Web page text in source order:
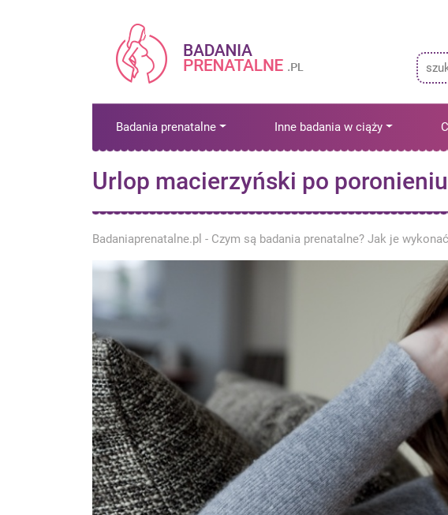
Badania prenatalne Inne badania w ciąży
Urlop macierzyński po poronieniu
Badaniaprenatalne.pl - Czym są badania prenatalne? Jak je